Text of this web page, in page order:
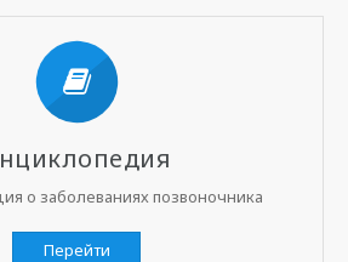
о заболеваниях позвоночника
Перейти